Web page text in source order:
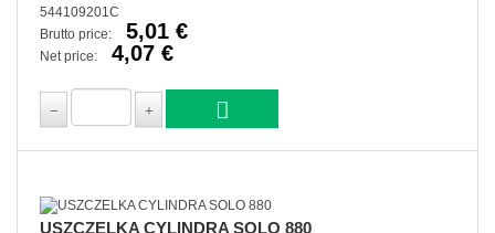
544109201C
Brutto price:
5,01 €
Net price: 4,07 €
USZCZELKA CYLINDRA SOLO 880